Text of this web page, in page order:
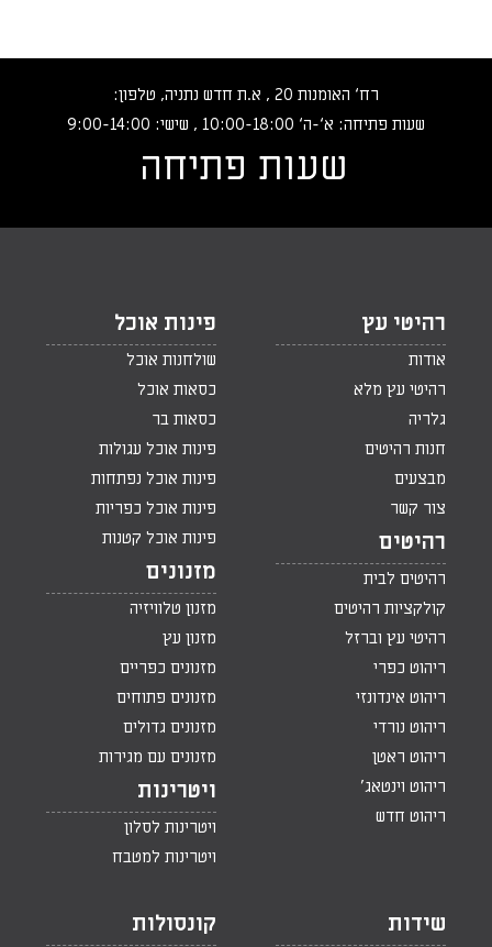
רח‘ האומנות 20 , א.ת חדש נתניה, טלפון:
שעות פתיחה: א‘-ה‘ 10:00-18:00 , שישי: 9:00-14:00
שעות פתיחה
רהיטי עץ
אודות
רהיטי עץ מלא
גלריה
חנות רהיטים
מבצעים
צור קשר
רהיטים
רהיטים לבית
קולקציות רהיטים
רהיטי עץ וברזל
ריהוט כפרי
ריהוט אינדונזי
ריהוט נורדי
ריהוט ראטן
ריהוט וינטאג'
ריהוט חדש
פינות אוכל
שולחנות אוכל
כסאות אוכל
כסאות בר
פינות אוכל עגולות
פינות אוכל נפתחות
פינות אוכל כפריות
פינות אוכל קטנות
מזנונים
מזנון טלוויזיה
מזנון עץ
מזנונים כפריים
מזנונים פתוחים
מזנונים גדולים
מזנונים עם מגירות
ויטרינות
ויטרינות לסלון
ויטרינות למטבח
שידות קונסולות